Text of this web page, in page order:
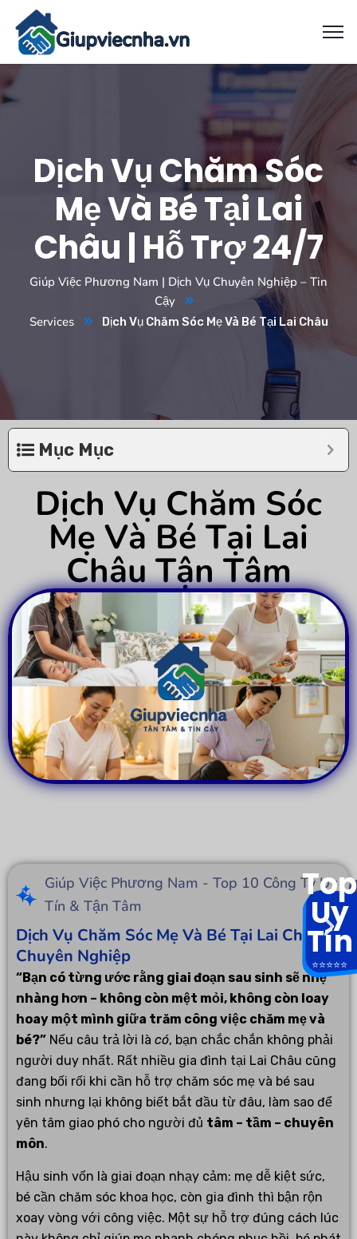
Dịch Vụ Chăm Sóc
Mẹ Và Bé Tại Lai
Châu | Hỗ Trợ 24/7
Giúp Việc Phương Nam | Dịch Vụ Chuyên Nghiệp – Tin
Cậy
Services
Dịch Vụ Chăm Sóc Mẹ Và Bé Tại Lai Châu
Mục Mục
Dịch Vụ Chăm Sóc
Mẹ Và Bé Tại Lai
Châu Tận Tâm
Giúp Việc Phương Nam - Top 10 Công Ty Uy
Tín & Tận Tâm
Dịch Vụ Chăm Sóc Mẹ Và Bé Tại Lai Châu
Chuyên Nghiệp
“Bạn có từng ước rằng giai đoạn sau sinh sẽ nhẹ
nhàng hơn – không còn mệt mỏi, không còn loay
hoay một mình giữa trăm công việc chăm mẹ và
bé?” Nếu câu trả lời là có, bạn chắc chắn không phải
người duy nhất. Rất nhiều gia đình tại Lai Châu cũng
đang bối rối khi cần hỗ trợ chăm sóc mẹ và bé sau
sinh nhưng lại không biết bắt đầu từ đâu, làm sao để
yên tâm giao phó cho người đủ tâm – tầm – chuyên
môn.
Hậu sinh vốn là giai đoạn nhạy cảm: mẹ dễ kiệt sức,
bé cần chăm sóc khoa học, còn gia đình thì bận rộn
xoay vòng với công việc. Một sự hỗ trợ đúng cách lúc
Top
Uy
Tín
⭐️⭐️⭐️⭐️⭐️